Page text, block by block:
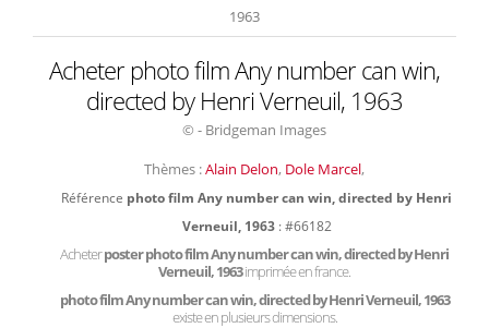
1963
Acheter photo film Any number can win,
directed by Henri Verneuil, 1963
© - Bridgeman Images
Thèmes :Alain Delon, Dole Marcel,
Référence photo film Any number can win, directed by Henri
Verneuil, 1963 : #66182
Acheterposter photo film Any number can win, directed by Henri
Verneuil, 1963imprimée en france.
photo film Any number can win, directed by Henri Verneuil, 1963
existe en plusieurs dimensions.